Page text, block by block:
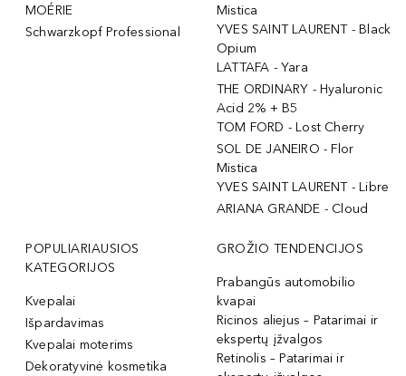
MOÉRIE
Schwarzkopf Professional
Mistica
YVES SAINT LAURENT - Black
Opium
LATTAFA - Yara
THE ORDINARY - Hyaluronic
Acid 2% + B5
TOM FORD - Lost Cherry
SOL DE JANEIRO - Flor
Mistica
YVES SAINT LAURENT - Libre
ARIANA GRANDE - Cloud
POPULIARIAUSIOS
KATEGORIJOS
Kvepalai
Išpardavimas
Kvepalai moterims
Dekoratyvinė kosmetika
GROŽIO TENDENCIJOS
Prabangūs automobilio
kvapai
Ricinos aliejus – Patarimai ir
ekspertų įžvalgos
Retinolis – Patarimai ir